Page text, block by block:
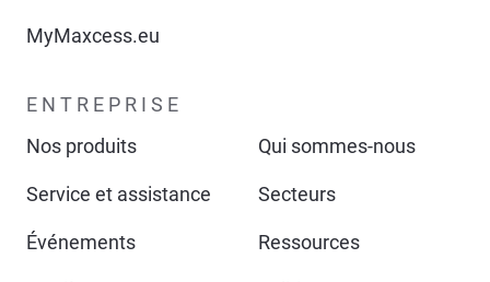
MyMaxcess.eu
ENTREPRISE
Nos produits
Qui sommes-nous
Service et assistance Secteurs
Événements Ressources